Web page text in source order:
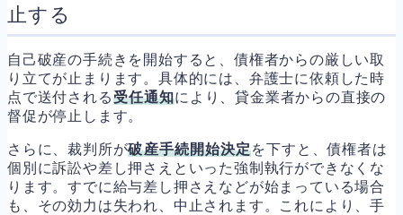
止する
自己破産の手続きを開始すると、債権者からの厳しい取
り立てが止まります。具体的には、弁護士に依頼した時
点で送付される受任通知により、貸金業者からの直接の
督促が停止します。
さらに、裁判所が破産手続開始決定を下すと、債権者は
個別に訴訟や差し押さえといった強制執行ができなくな
ります。すでに給与差し押さえなどが始まっている場合
も、その効力は失われ、中止されます。これにより、手